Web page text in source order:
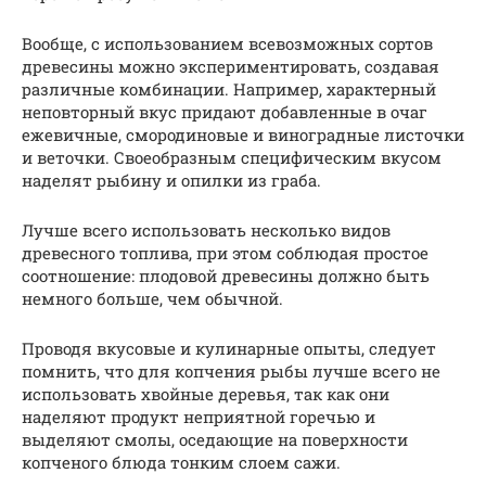
Вообще, с использованием всевозможных сортов
древесины можно экспериментировать, создавая
различные комбинации. Например, характерный
неповторный вкус придают добавленные в очаг
ежевичные, смородиновые и виноградные листочки
и веточки. Своеобразным специфическим вкусом
наделят рыбину и опилки из граба.
Лучше всего использовать несколько видов
древесного топлива, при этом соблюдая простое
соотношение: плодовой древесины должно быть
немного больше, чем обычной.
Проводя вкусовые и кулинарные опыты, следует
помнить, что для копчения рыбы лучше всего не
использовать хвойные деревья, так как они
наделяют продукт неприятной горечью и
выделяют смолы, оседающие на поверхности
копченого блюда тонким слоем сажи.